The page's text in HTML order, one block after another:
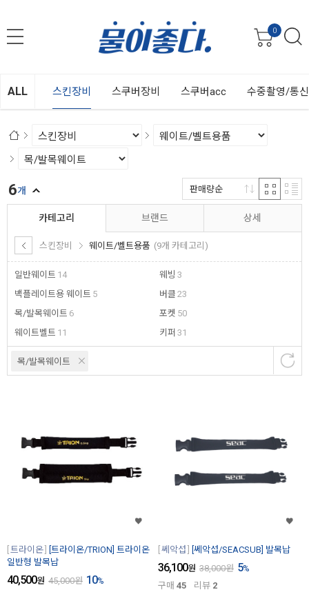
0
ALL 스킨장비 스쿠버장비 스쿠버acc 수중촬영/통
카테고리
스킨장비 웨이트/벨트용품 (9개 카테고리)
일반웨이트 14
백플레이트용 웨이트 5
목/발목웨이트 6
웨이트벨트 11
웨빙 3
버클 23
포켓 50
키퍼 31
브랜드 상세
목/발목웨이트
6개 판매량순
트라이온
[트라이온/TRION] 트라이온
일반형 발목납
40,500원 45,000원 10%
쎄악섭 [쎄악섭/SEACSUB] 발목납
36,100원 38,000원 5%
구매 45 리뷰 2